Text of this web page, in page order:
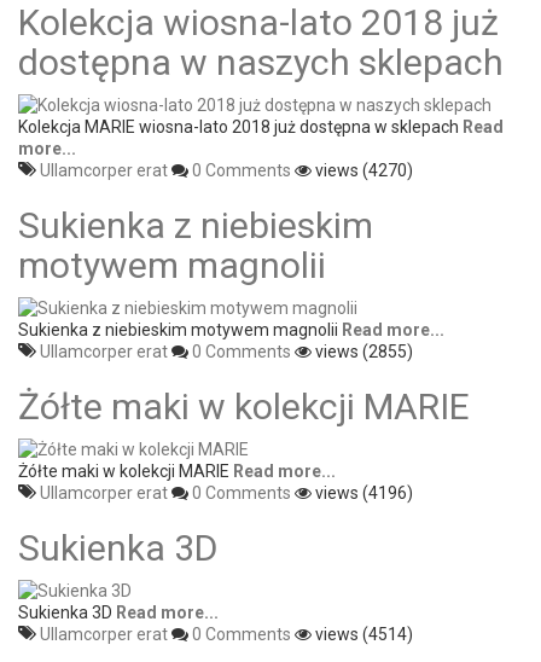
Kolekcja wiosna-lato 2018 już
dostępna w naszych sklepach
Kolekcja MARIE wiosna-lato 2018 już dostępna w sklepach Read
more...
Ullamcorper erat
0 Comments views (4270)
Sukienka z niebieskim
motywem magnolii
Sukienka z niebieskim motywem magnolii Read more...
Ullamcorper erat
0 Comments views (2855)
Żółte maki w kolekcji MARIE
Żółte maki w kolekcji MARIE Read more...
Ullamcorper erat
0 Comments views (4196)
Sukienka 3D
Sukienka 3D Read more...
Ullamcorper erat
0 Comments views (4514)